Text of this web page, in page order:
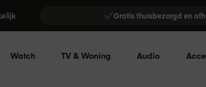
Gratis thuisbezorgd en
Watch TV & Woning Audio